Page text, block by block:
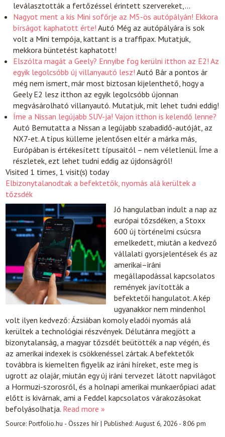
leválasztották a fertőzéssel érintett szervereket,…
Nagyot ment a kis Mini sofőrje az M5-ös autópályán! Ekkora
bírságot kaphatott érte! Autó Még az autópályára is sok
volt a Mini tempója, kattant is a traffipax. Mutatjuk,
mekkora büntetést kaphatott!
Elszólta magát a Geely? Ennyibe fog kerülni itthon az E2! Az
egyik legolcsóbb új villanyautó lesz! Autó Bár a pontos ár
még nem ismert, már most biztosan kijelenthető, hogy a
Geely E2 lesz itthon az egyik legolcsóbb újonnan
megvásárolható villanyautó. Mutatjuk, mit lehet tudni eddig!
Íme a Nissan legújabb SUV-ja! Vajon itthon is kelendő lenne?
Autó Bemutatta a Nissan a legújabb szabadidő-autóját, az
NX7-et. A típus külleme jelentősen eltér a márka más,
Európában is értékesített típusaitól – nem véletlenül. Íme a
részletek, ezt lehet tudni eddig az újdonságról!
Visited 1 times, 1 visit(s) today
Elbizonytalanodtak a befektetők, nyomás alá kerültek a
tőzsdék
Jó hangulatban indult a nap az
európai tőzsdéken, a Stoxx
600 új történelmi csúcsra
emelkedett, miután a kedvező
vállalati gyorsjelentések és az
amerikai–iráni
megállapodással kapcsolatos
remények javították a
befektetői hangulatot. A kép
ugyanakkor nem mindenhol
volt ilyen kedvező: Ázsiában komoly eladói nyomás alá
kerültek a technológiai részvények. Délutánra megjött a
bizonytalanság, a magyar tőzsdét beütötték a nap végén, és
az amerikai indexek is csökkenéssel zártak. A befektetők
továbbra is kiemelten figyelik az iráni híreket, este meg is
ugrott az olajár, miután egy új iráni tervezet látott napvilágot
a Hormuzi-szorosról, és a holnapi amerikai munkaerőpiaci adat
előtt is kivárnak, ami a Feddel kapcsolatos várakozásokat
befolyásolhatja. Read more »
Source:Portfolio.hu - Összes hír|Published:August 6, 2026 - 8:06 pm